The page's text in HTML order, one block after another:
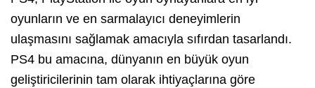
oyunların ve en sarmalayıcı deneyimlerin
ulaşmasını sağlamak amacıyla sıfırdan tasarlandı.
PS4 bu amacına, dünyanın en büyük oyun
geliştiricilerinin tam olarak ihtiyaçlarına göre